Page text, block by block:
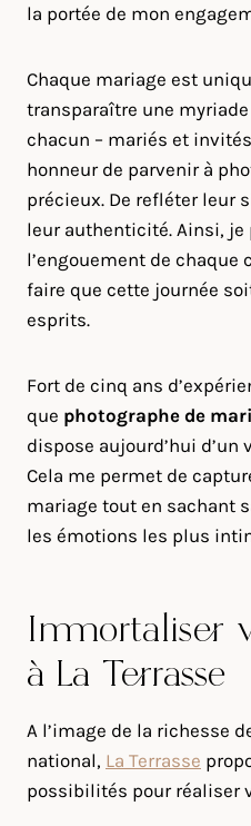
la portée de mon
Chaque mariage est
transparaître une myriade
chacun – mariés et
honneur de parvenir à
précieux. De refléter leur
leur authenticité. Ainsi,
l’engouement de chaque
faire que cette journée
esprits.
Fort de cinq ans
que photographe de
dispose aujourd’hui d’un
Cela me permet de
mariage tout en sachant
les émotions les plus
Immortaliser
à La Terrasse
A l’image de la richesse
national, La Terrasse
possibilités pour réaliser